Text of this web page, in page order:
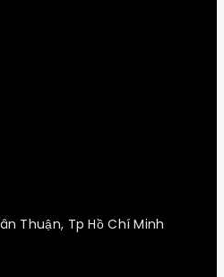
Thuận, Tp Hồ Chí Minh